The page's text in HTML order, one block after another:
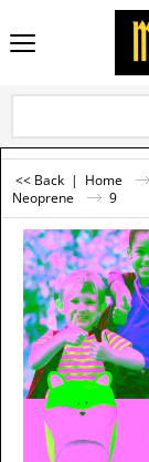
<< Back | Home
Neoprene
9